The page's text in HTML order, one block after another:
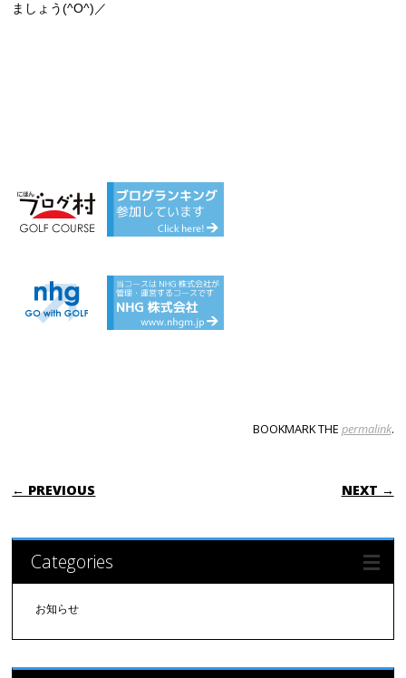
ましょう(^O^)／
BOOKMARK THE permalink.
POST NAVIGATION
← PREVIOUS NEXT →
Categories
お知らせ